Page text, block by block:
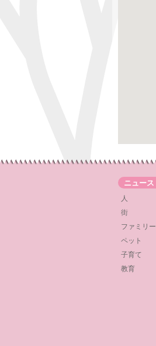
ニュース
人
街
ファミリー
ペット
子育て
教育